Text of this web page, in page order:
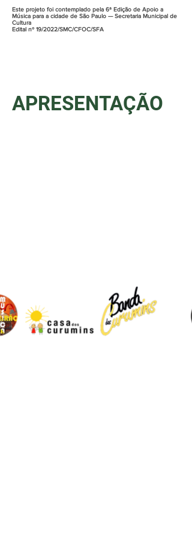
Este projeto foi contemplado pela 6ª Edição de Apoio a
Música para a cidade de São Paulo — Secretaria Municipal de
Cultura
Edital nº 19/2022/SMC/CFOC/SFA
APRESENTAÇÃO